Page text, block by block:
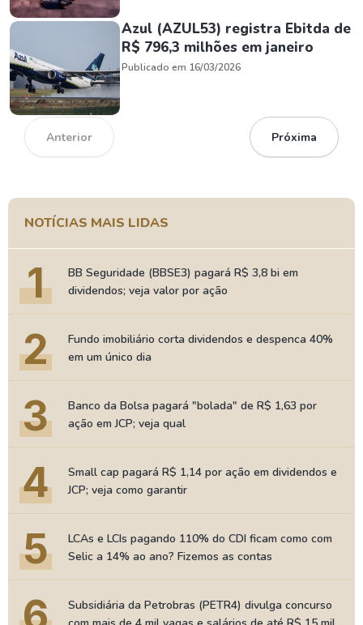
Azul (AZUL53) registra Ebitda de
R$ 796,3 milhões em janeiro
Publicado em 16/03/2026
Anterior Próxima
NOTÍCIAS MAIS LIDAS
1
BB Seguridade (BBSE3) pagará R$ 3,8 bi em
dividendos; veja valor por ação
2
Fundo imobiliário corta dividendos e despenca 40%
em um único dia
3
Banco da Bolsa pagará "bolada" de R$ 1,63 por
ação em JCP; veja qual
4
Small cap pagará R$ 1,14 por ação em dividendos e
JCP; veja como garantir
5
LCAs e LCIs pagando 110% do CDI ficam como com
Selic a 14% ao ano? Fizemos as contas
6
Subsidiária da Petrobras (PETR4) divulga concurso